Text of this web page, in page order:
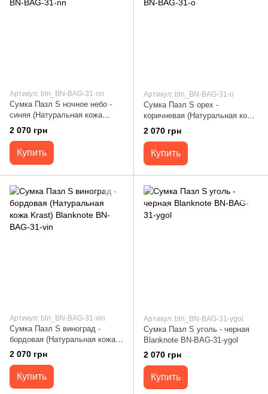
Артикул: bln_BN-BAG-31-nn
Сумка Пазл S ночное небо -
синяя (Натуральная кожа
Crazy Horse) Blanknote BN-
BAG-31-nn
2 070 грн
Купить
Артикул: bln_BN-BAG-31-o
Сумка Пазл S орех -
коричневая (Натуральная кожа
Crazy Horse) Blanknote BN-
BAG-31-o
2 070 грн
Купить
Артикул: bln_BN-BAG-31-vin
Сумка Пазл S виноград -
бордовая (Натуральная кожа
Krast) Blanknote BN-BAG-31-vin
2 070 грн
Купить
Артикул: bln_BN-BAG-31-ygol
Сумка Пазл S уголь - черная
Blanknote BN-BAG-31-ygol
2 070 грн
Купить